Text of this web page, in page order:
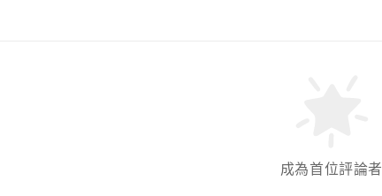
成為首位評論者